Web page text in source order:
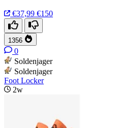
€37,99 €150
1356
0
Soldenjager
Soldenjager
Foot Locker
2w